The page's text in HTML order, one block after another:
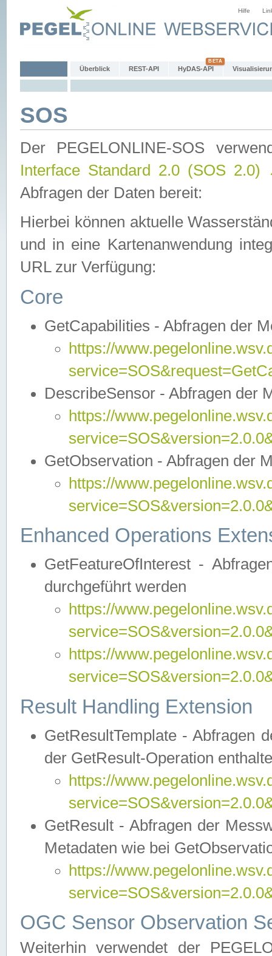
Hilfe
Überblick REST-API HyDAS-API
SOS
Der PEGELONLINE-SOS
Interface Standard 2.0 (SOS 2.0)
Abfragen der Daten bereit:
Hierbei können aktuelle
und in eine Kartenanwendung
URL zur Verfügung:
Core
GetCapabilities - Abfragen der
https://
DescribeSensor - Abfragen der
https://
GetObservation - Abfragen der
https://
Enhanced Operations
GetFeatureOfInterest -
durchgeführt werden
https://
https://
Result Handling Extension
GetResultTemplate - Abfragen
der GetResult-Operation
https://
GetResult - Abfragen der
Metadaten wie bei
https://
OGC Sensor Observation
Weiterhin verwendet der